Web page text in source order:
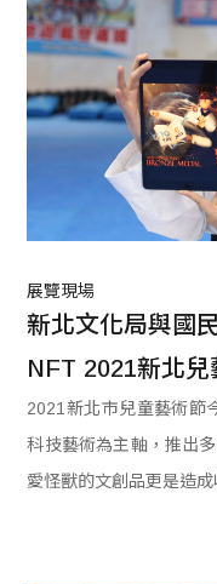
展覽現場
新北文化局與國
NFT 2021新北兒
2021新北市兒童藝術節
科技藝術為主軸，推出
愛怪獸的文創品更是造成